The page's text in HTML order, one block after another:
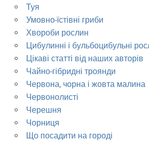
Туя
Умовно-їстівні гриби
Хвороби рослин
Цибулинні і бульбоцибульні
Цікаві статті від наших авторів
Чайно-гібридні троянди
Червона, чорна і жовта малина
Червонолисті
Черешня
Чорниця
Що посадити на городі